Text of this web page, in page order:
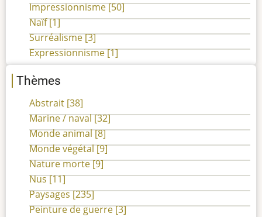
Impressionnisme[50]
Naïf[1]
Surréalisme[3]
Expressionnisme[1]
Thèmes
Abstrait [38]
Marine / naval[32]
Monde animal[8]
Monde végétal[9]
Nature morte[9]
Nus[11]
Paysages[235]
Peinture de guerre[3]